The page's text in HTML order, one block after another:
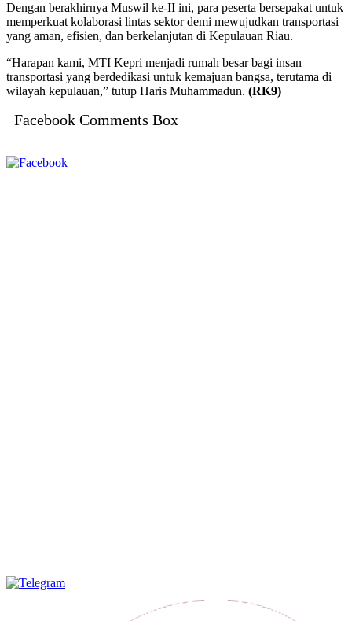
Dengan berakhirnya Muswil ke-II ini, para peserta bersepakat untuk
memperkuat kolaborasi lintas sektor demi mewujudkan transportasi
yang aman, efisien, dan berkelanjutan di Kepulauan Riau.
“Harapan kami, MTI Kepri menjadi rumah besar bagi insan
transportasi yang berdedikasi untuk kemajuan bangsa, terutama di
wilayah kepulauan,” tutup Haris Muhammadun. (RK9)
Facebook Comments Box